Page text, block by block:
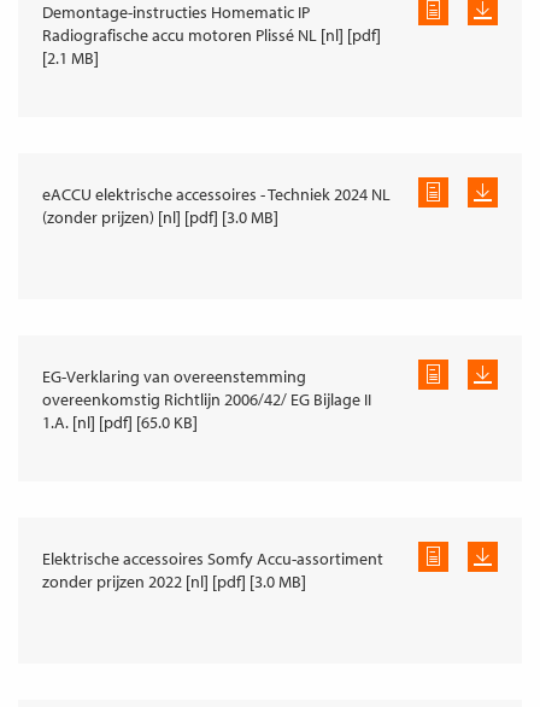
Demontage-instructies Homematic IP
Radiografische accu motoren Plissé NL [nl] [pdf]
[2.1 MB]
eACCU elektrische accessoires - Techniek 2024 NL
(zonder prijzen) [nl] [pdf] [3.0 MB]
EG-Verklaring van overeenstemming
overeenkomstig Richtlijn 2006/42/ EG Bijlage II
1.A. [nl] [pdf] [65.0 KB]
Elektrische accessoires Somfy Accu-assortiment
zonder prijzen 2022 [nl] [pdf] [3.0 MB]